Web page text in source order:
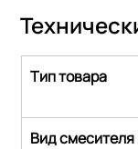
Тип товара
Вид смесителя